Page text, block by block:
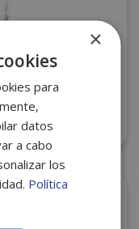
BLOCK 21X27+3
×
para
datos
a cabo
los
Política